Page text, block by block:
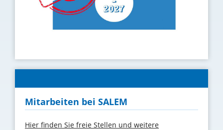
Mitarbeiten bei SALEM
Hier finden Sie freie Stellen und weitere